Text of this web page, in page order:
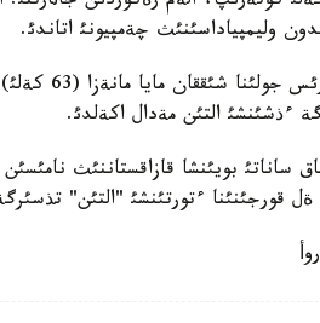
وليمپياداسئنئث چةمپيونئ اتاندئ.
ءذشئنشئ التئن مةدال اكةلدئ.
سالماق ساناتئ بويئنشا قازاقستاننئث
ةل قورجئنئنا ءتورتئنشئ "التئن"